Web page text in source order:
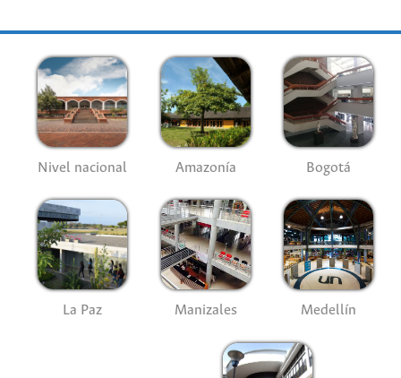
Nivel nacional Amazonía Bogotá
La Paz Manizales Medellín